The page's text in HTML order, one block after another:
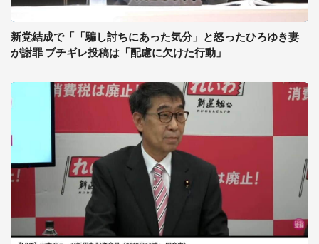
新党結成で「「騙し討ちにあった気分」と怒ったひろゆき妻
が謝罪 ブチギレ投稿は「配慮に欠けた行動」